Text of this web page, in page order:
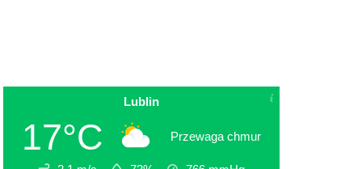
Lublin
17°C Przewaga chmur